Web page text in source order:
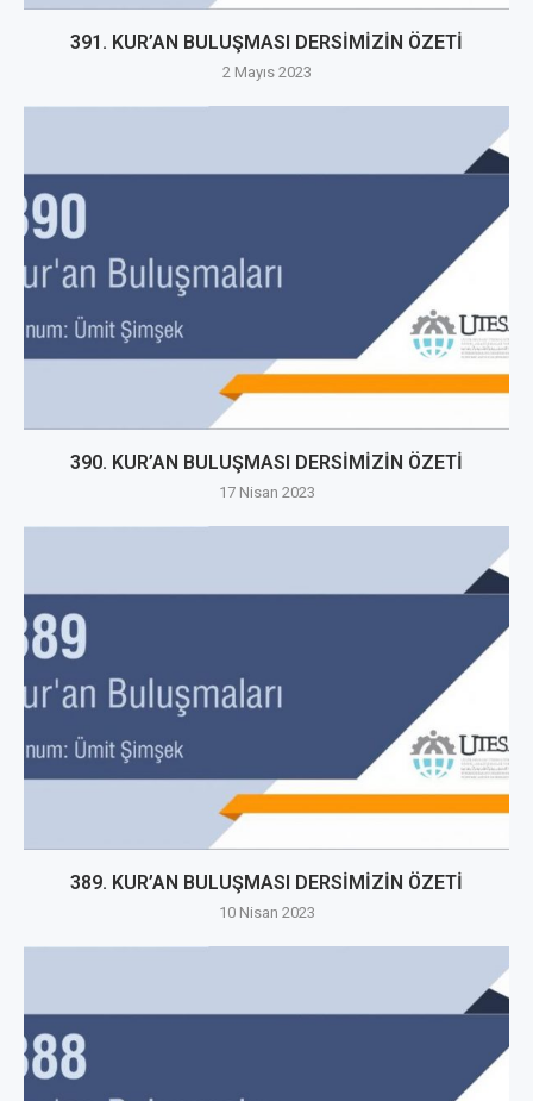
391. KUR’AN BULUŞMASI DERSİMİZİN ÖZETİ
2 Mayıs 2023
390. KUR’AN BULUŞMASI DERSİMİZİN ÖZETİ
17 Nisan 2023
389. KUR’AN BULUŞMASI DERSİMİZİN ÖZETİ
10 Nisan 2023